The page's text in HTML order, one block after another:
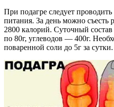
При подагре следует
питания. За день можно
2800 калорий. Суточный
по 80г, углеводов — 400г.
поваренной соли до 5г за сутки.